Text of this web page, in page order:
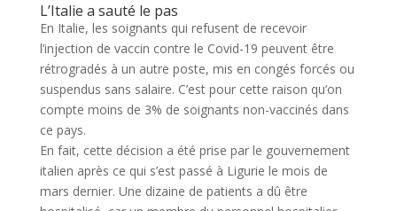
L’Italie a sauté le pas
En Italie, les soignants qui refusent de recevoir
l’injection de vaccin contre le Covid-19 peuvent être
rétrogradés à un autre poste, mis en congés forcés ou
suspendus sans salaire. C’est pour cette raison qu’on
compte moins de 3% de soignants non-vaccinés dans
ce pays.
En fait, cette décision a été prise par le gouvernement
italien après ce qui s’est passé à Ligurie le mois de
mars dernier. Une dizaine de patients a dû être